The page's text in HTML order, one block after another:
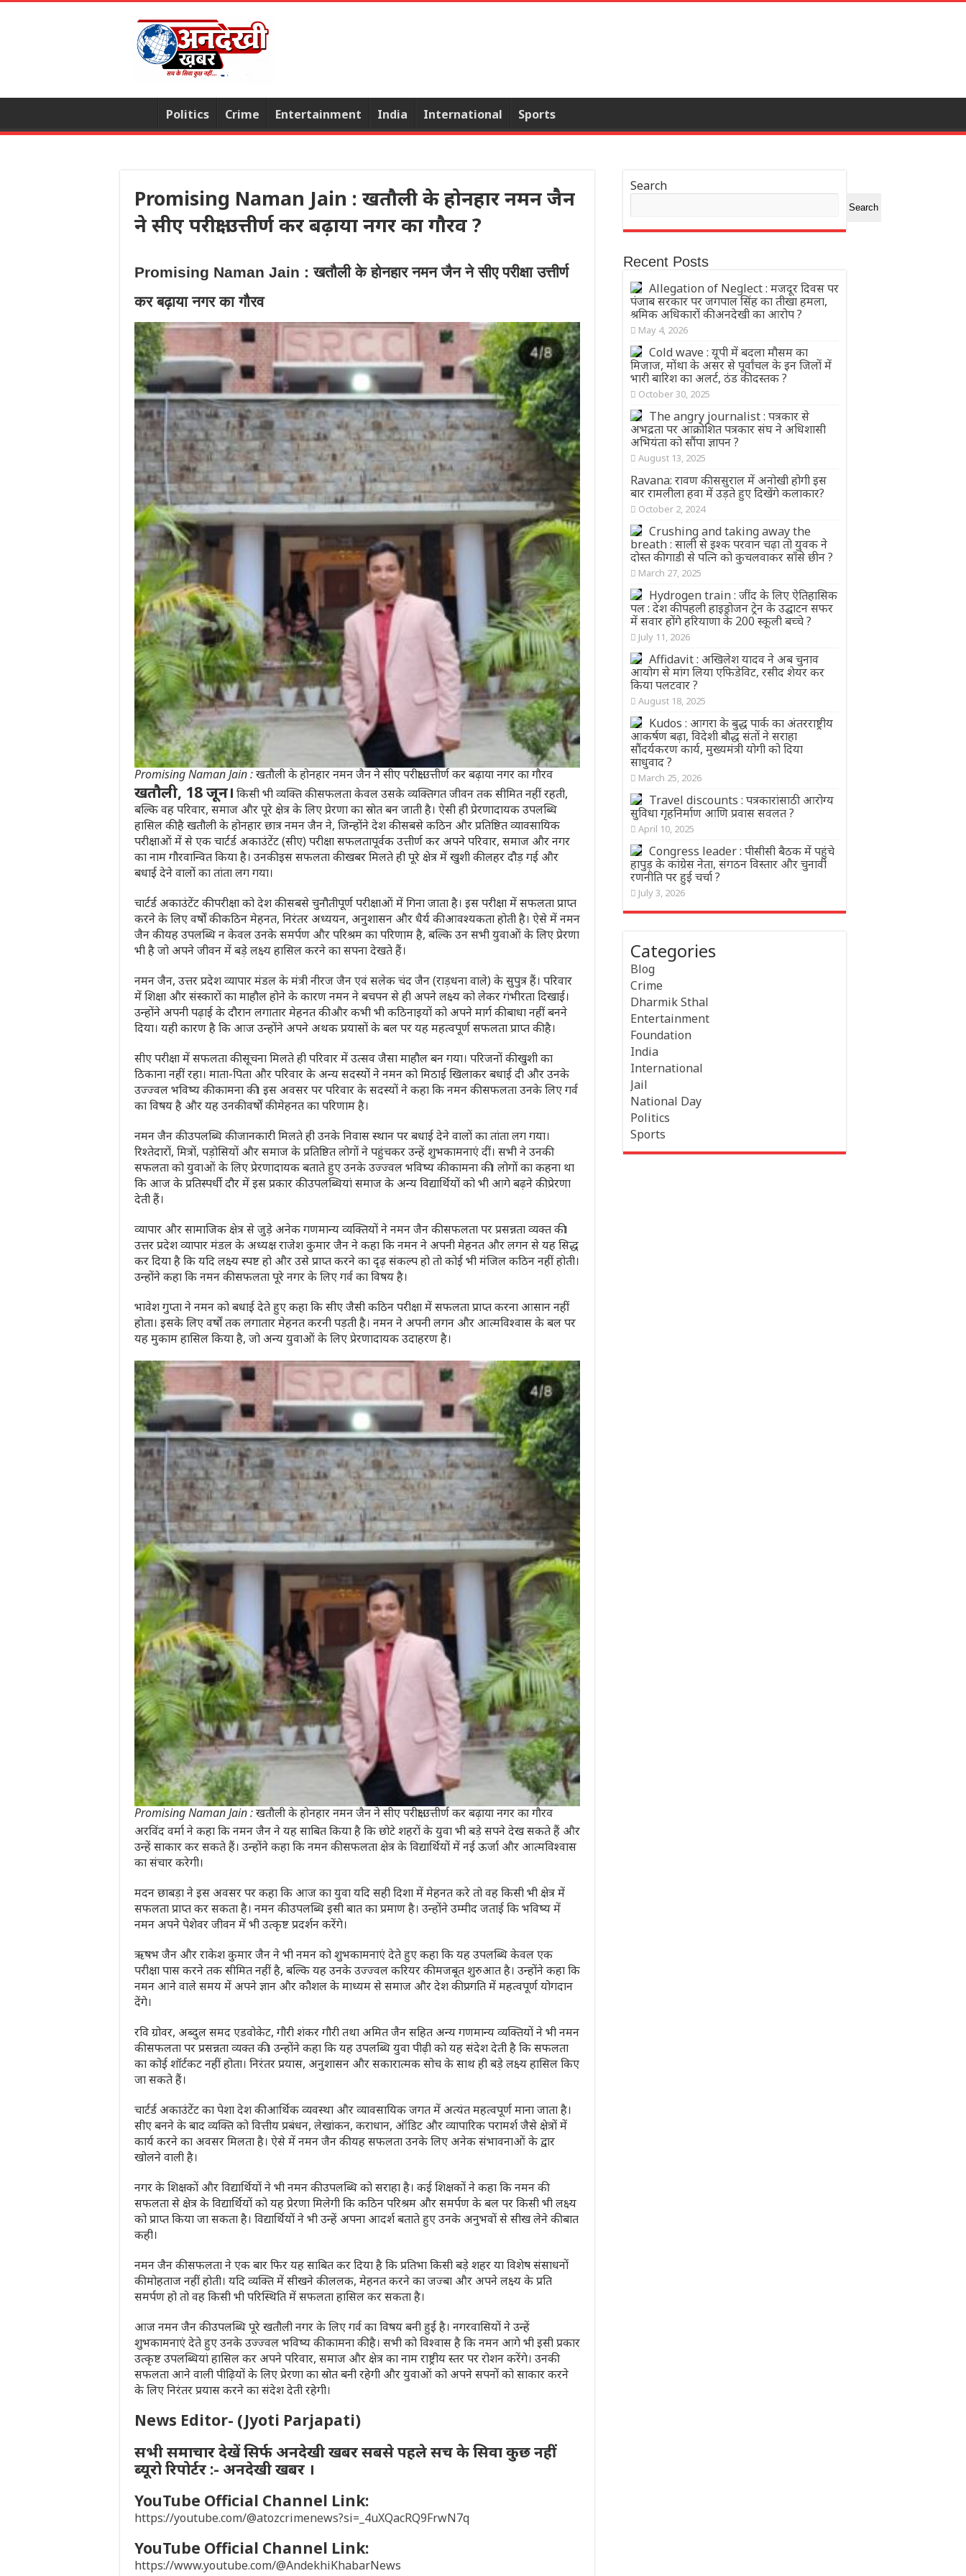
Politics Crime Entertainment India International Sports
Promising Naman Jain : खतौली के होनहार नमन जैन
ने सीए परीक्षा उत्तीर्ण कर बढ़ाया नगर का गौरव ?
Promising Naman Jain : खतौली के होनहार नमन जैन ने सीए परीक्षा उत्तीर्ण
कर बढ़ाया नगर का गौरव
Promising Naman Jain : खतौली के होनहार नमन जैन ने सीए परीक्षा उत्तीर्ण कर बढ़ाया नगर का गौरव
खतौली, 18 जून। किसी भी व्यक्ति की सफलता केवल उसके व्यक्तिगत जीवन तक सीमित नहीं रहती,
बल्कि वह परिवार, समाज और पूरे क्षेत्र के लिए प्रेरणा का स्रोत बन जाती है। ऐसी ही प्रेरणादायक उपलब्धि
हासिल की है खतौली के होनहार छात्र नमन जैन ने, जिन्होंने देश की सबसे कठिन और प्रतिष्ठित व्यावसायिक
परीक्षाओं में से एक चार्टर्ड अकाउंटेंट (सीए) परीक्षा सफलतापूर्वक उत्तीर्ण कर अपने परिवार, समाज और नगर
का नाम गौरवान्वित किया है। उनकी इस सफलता की खबर मिलते ही पूरे क्षेत्र में खुशी की लहर दौड़ गई और
बधाई देने वालों का तांता लग गया।
चार्टर्ड अकाउंटेंट की परीक्षा को देश की सबसे चुनौतीपूर्ण परीक्षाओं में गिना जाता है। इस परीक्षा में सफलता प्राप्त
करने के लिए वर्षों की कठिन मेहनत, निरंतर अध्ययन, अनुशासन और धैर्य की आवश्यकता होती है। ऐसे में नमन
जैन की यह उपलब्धि न केवल उनके समर्पण और परिश्रम का परिणाम है, बल्कि उन सभी युवाओं के लिए प्रेरणा
भी है जो अपने जीवन में बड़े लक्ष्य हासिल करने का सपना देखते हैं।
नमन जैन, उत्तर प्रदेश व्यापार मंडल के मंत्री नीरज जैन एवं सलेक चंद जैन (राड़धना वाले) के सुपुत्र हैं। परिवार
में शिक्षा और संस्कारों का माहौल होने के कारण नमन ने बचपन से ही अपने लक्ष्य को लेकर गंभीरता दिखाई।
उन्होंने अपनी पढ़ाई के दौरान लगातार मेहनत की और कभी भी कठिनाइयों को अपने मार्ग की बाधा नहीं बनने
दिया। यही कारण है कि आज उन्होंने अपने अथक प्रयासों के बल पर यह महत्वपूर्ण सफलता प्राप्त की है।
सीए परीक्षा में सफलता की सूचना मिलते ही परिवार में उत्सव जैसा माहौल बन गया। परिजनों की खुशी का
ठिकाना नहीं रहा। माता-पिता और परिवार के अन्य सदस्यों ने नमन को मिठाई खिलाकर बधाई दी और उनके
उज्ज्वल भविष्य की कामना की। इस अवसर पर परिवार के सदस्यों ने कहा कि नमन की सफलता उनके लिए गर्व
का विषय है और यह उनकी वर्षों की मेहनत का परिणाम है।
नमन जैन की उपलब्धि की जानकारी मिलते ही उनके निवास स्थान पर बधाई देने वालों का तांता लग गया।
रिश्तेदारों, मित्रों, पड़ोसियों और समाज के प्रतिष्ठित लोगों ने पहुंचकर उन्हें शुभकामनाएं दीं। सभी ने उनकी
सफलता को युवाओं के लिए प्रेरणादायक बताते हुए उनके उज्ज्वल भविष्य की कामना की। लोगों का कहना था
कि आज के प्रतिस्पर्धी दौर में इस प्रकार की उपलब्धियां समाज के अन्य विद्यार्थियों को भी आगे बढ़ने की प्रेरणा
देती हैं।
व्यापार और सामाजिक क्षेत्र से जुड़े अनेक गणमान्य व्यक्तियों ने नमन जैन की सफलता पर प्रसन्नता व्यक्त की।
उत्तर प्रदेश व्यापार मंडल के अध्यक्ष राजेश कुमार जैन ने कहा कि नमन ने अपनी मेहनत और लगन से यह सिद्ध
कर दिया है कि यदि लक्ष्य स्पष्ट हो और उसे प्राप्त करने का दृढ़ संकल्प हो तो कोई भी मंजिल कठिन नहीं होती।
उन्होंने कहा कि नमन की सफलता पूरे नगर के लिए गर्व का विषय है।
भावेश गुप्ता ने नमन को बधाई देते हुए कहा कि सीए जैसी कठिन परीक्षा में सफलता प्राप्त करना आसान नहीं
होता। इसके लिए वर्षों तक लगातार मेहनत करनी पड़ती है। नमन ने अपनी लगन और आत्मविश्वास के बल पर
यह मुकाम हासिल किया है, जो अन्य युवाओं के लिए प्रेरणादायक उदाहरण है।
Promising Naman Jain : खतौली के होनहार नमन जैन ने सीए परीक्षा उत्तीर्ण कर बढ़ाया नगर का गौरव
अरविंद वर्मा ने कहा कि नमन जैन ने यह साबित किया है कि छोटे शहरों के युवा भी बड़े सपने देख सकते हैं और
उन्हें साकार कर सकते हैं। उन्होंने कहा कि नमन की सफलता क्षेत्र के विद्यार्थियों में नई ऊर्जा और आत्मविश्वास
का संचार करेगी।
मदन छाबड़ा ने इस अवसर पर कहा कि आज का युवा यदि सही दिशा में मेहनत करे तो वह किसी भी क्षेत्र में
सफलता प्राप्त कर सकता है। नमन की उपलब्धि इसी बात का प्रमाण है। उन्होंने उम्मीद जताई कि भविष्य में
नमन अपने पेशेवर जीवन में भी उत्कृष्ट प्रदर्शन करेंगे।
ऋषभ जैन और राकेश कुमार जैन ने भी नमन को शुभकामनाएं देते हुए कहा कि यह उपलब्धि केवल एक
परीक्षा पास करने तक सीमित नहीं है, बल्कि यह उनके उज्ज्वल करियर की मजबूत शुरुआत है। उन्होंने कहा कि
नमन आने वाले समय में अपने ज्ञान और कौशल के माध्यम से समाज और देश की प्रगति में महत्वपूर्ण योगदान
देंगे।
रवि ग्रोवर, अब्दुल समद एडवोकेट, गौरी शंकर गौरी तथा अमित जैन सहित अन्य गणमान्य व्यक्तियों ने भी नमन
की सफलता पर प्रसन्नता व्यक्त की। उन्होंने कहा कि यह उपलब्धि युवा पीढ़ी को यह संदेश देती है कि सफलता
का कोई शॉर्टकट नहीं होता। निरंतर प्रयास, अनुशासन और सकारात्मक सोच के साथ ही बड़े लक्ष्य हासिल किए
जा सकते हैं।
चार्टर्ड अकाउंटेंट का पेशा देश की आर्थिक व्यवस्था और व्यावसायिक जगत में अत्यंत महत्वपूर्ण माना जाता है।
सीए बनने के बाद व्यक्ति को वित्तीय प्रबंधन, लेखांकन, कराधान, ऑडिट और व्यापारिक परामर्श जैसे क्षेत्रों में
कार्य करने का अवसर मिलता है। ऐसे में नमन जैन की यह सफलता उनके लिए अनेक संभावनाओं के द्वार
खोलने वाली है।
नगर के शिक्षकों और विद्यार्थियों ने भी नमन की उपलब्धि को सराहा है। कई शिक्षकों ने कहा कि नमन की
सफलता से क्षेत्र के विद्यार्थियों को यह प्रेरणा मिलेगी कि कठिन परिश्रम और समर्पण के बल पर किसी भी लक्ष्य
को प्राप्त किया जा सकता है। विद्यार्थियों ने भी उन्हें अपना आदर्श बताते हुए उनके अनुभवों से सीख लेने की बात
कही।
नमन जैन की सफलता ने एक बार फिर यह साबित कर दिया है कि प्रतिभा किसी बड़े शहर या विशेष संसाधनों
की मोहताज नहीं होती। यदि व्यक्ति में सीखने की ललक, मेहनत करने का जज्बा और अपने लक्ष्य के प्रति
समर्पण हो तो वह किसी भी परिस्थिति में सफलता हासिल कर सकता है।
आज नमन जैन की उपलब्धि पूरे खतौली नगर के लिए गर्व का विषय बनी हुई है। नगरवासियों ने उन्हें
शुभकामनाएं देते हुए उनके उज्ज्वल भविष्य की कामना की है। सभी को विश्वास है कि नमन आगे भी इसी प्रकार
उत्कृष्ट उपलब्धियां हासिल कर अपने परिवार, समाज और क्षेत्र का नाम राष्ट्रीय स्तर पर रोशन करेंगे। उनकी
सफलता आने वाली पीढ़ियों के लिए प्रेरणा का स्रोत बनी रहेगी और युवाओं को अपने सपनों को साकार करने
के लिए निरंतर प्रयास करने का संदेश देती रहेगी।
News Editor- (Jyoti Parjapati)
सभी समाचार देखें सिर्फ अनदेखी खबर सबसे पहले सच के सिवा कुछ नहीं
ब्यूरो रिपोर्टर :- अनदेखी खबर ।
YouTube Official Channel Link:
https://youtube.com/@atozcrimenews?si=_4uXQacRQ9FrwN7q
YouTube Official Channel Link:
https://www.youtube.com/@AndekhiKhabarNews
Search
Search
Recent Posts
Allegation of Neglect : मजदूर दिवस पर
पंजाब सरकार पर जगपाल सिंह का तीखा हमला,
श्रमिक अधिकारों की अनदेखी का आरोप ?
May 4, 2026
Cold wave : यूपी में बदला मौसम का
मिजाज, मोंथा के असर से पूर्वांचल के इन जिलों में
भारी बारिश का अलर्ट, ठंड की दस्तक ?
October 30, 2025
The angry journalist : पत्रकार से
अभद्रता पर आक्रोशित पत्रकार संघ ने अधिशासी
अभियंता को सौंपा ज्ञापन ?
August 13, 2025
Ravana: रावण की ससुराल में अनोखी होगी इस
बार रामलीला हवा में उड़ते हुए दिखेंगे कलाकार?
October 2, 2024
Crushing and taking away the
breath : साली से इश्क परवान चढ़ा तो युवक ने
दोस्त की गाडी से पत्नि को कुचलवाकर साँसे छीन ?
March 27, 2025
Hydrogen train : जींद के लिए ऐतिहासिक
पल : देश की पहली हाइड्रोजन ट्रेन के उद्घाटन सफर
में सवार होंगे हरियाणा के 200 स्कूली बच्चे ?
July 11, 2026
Affidavit : अखिलेश यादव ने अब चुनाव
आयोग से मांग लिया एफिडेविट, रसीद शेयर कर
किया पलटवार ?
August 18, 2025
Kudos : आगरा के बुद्ध पार्क का अंतरराष्ट्रीय
आकर्षण बढ़ा, विदेशी बौद्ध संतों ने सराहा
सौंदर्यकरण कार्य, मुख्यमंत्री योगी को दिया
साधुवाद ?
March 25, 2026
Travel discounts : पत्रकारांसाठी आरोग्य
सुविधा गृहनिर्माण आणि प्रवास सवलत ?
April 10, 2025
Congress leader : पीसीसी बैठक में पहुंचे
हापुड़ के कांग्रेस नेता, संगठन विस्तार और चुनावी
रणनीति पर हुई चर्चा ?
July 3, 2026
Categories
Blog
Crime
Dharmik Sthal
Entertainment
Foundation
India
International
Jail
National Day
Politics
Sports